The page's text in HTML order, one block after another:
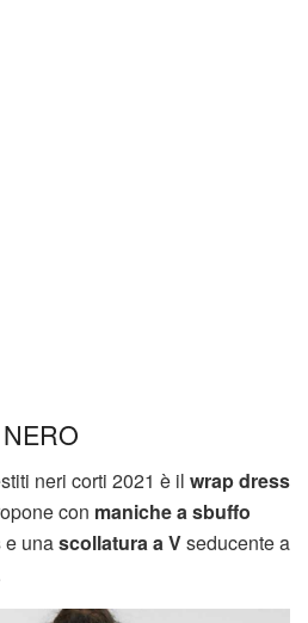
neri corti 2021 è il wrap dress
con maniche a sbuffo
e unascollatura a Vseducente a